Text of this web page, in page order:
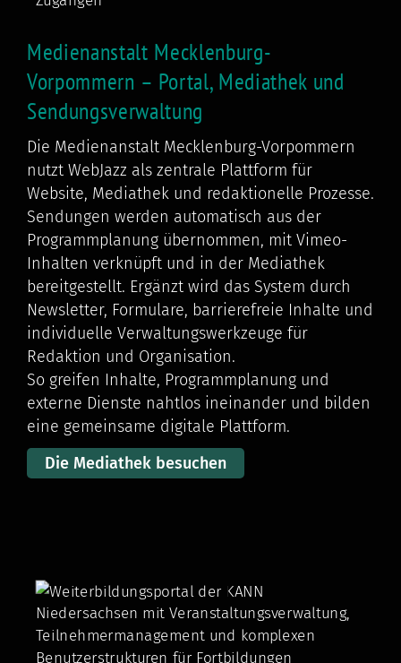
Medienanstalt Mecklenburg-
Vorpommern – Portal, Mediathek und
Sendungsverwaltung
Die Medienanstalt Mecklenburg-Vorpommern
nutzt WebJazz als zentrale Plattform für
Website, Mediathek und redaktionelle Prozesse.
Sendungen werden automatisch aus der
Programmplanung übernommen, mit Vimeo-
Inhalten verknüpft und in der Mediathek
bereitgestellt. Ergänzt wird das System durch
Newsletter, Formulare, barrierefreie Inhalte und
individuelle Verwaltungswerkzeuge für
Redaktion und Organisation.
So greifen Inhalte, Programmplanung und
externe Dienste nahtlos ineinander und bilden
eine gemeinsame digitale Plattform.
Die Mediathek besuchen